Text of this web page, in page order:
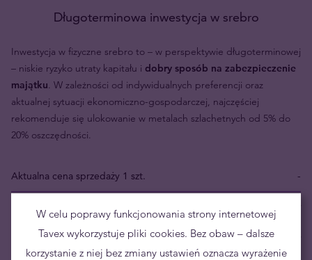
Długoterminowa inwestycja w srebro
Inwestycja w fizyczne srebro to – w perspektywie długoterminowej
– niskie ryzyko utraty kapitału i dobry sposób na zabezpieczenie
majątku. W zależności od indywidualnych preferencji oraz
aktualnej sytuacji ekonomiczno-gospodarczej, najczęściej
rekomenduje się ulokowanie w metalach szlachetnych od 5% do
20% oszczędności.
Aktualna cena sprzedaży 1 szt. -
Aktualna cena skupu 1 szt. 235,99 zł
Twoje ryzyko -235,99 zł
W celu poprawy funkcjonowania strony internetowej
Tavex wykorzystuje pliki cookies. Bez obaw – dalsze
korzystanie z niej bez zmiany ustawień oznacza wyrażenie